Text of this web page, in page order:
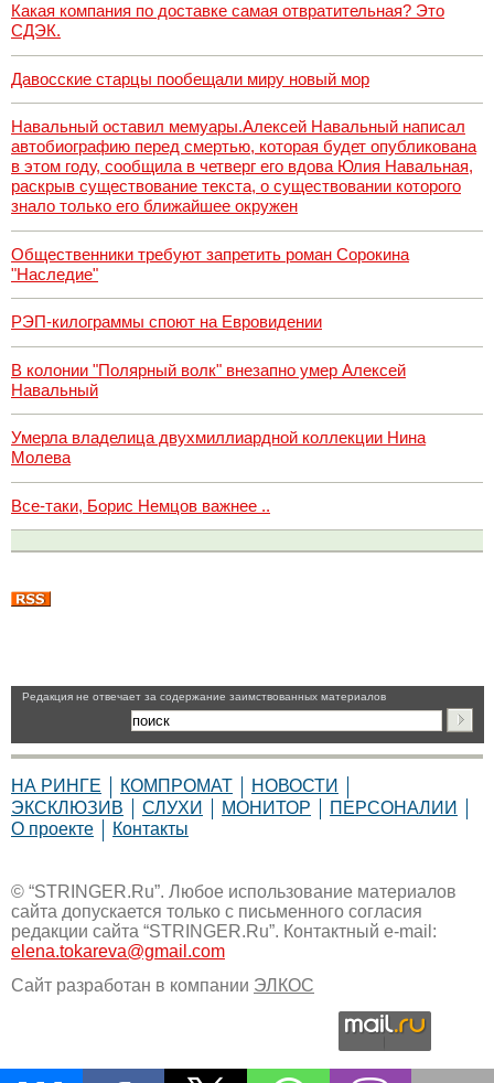
Какая компания по доставке самая отвратительная? Это
СДЭК.
Давосские старцы пообещали миру новый мор
Навальный оставил мемуары.Алексей Навальный написал
автобиографию перед смертью, которая будет опубликована
в этом году, сообщила в четверг его вдова Юлия Навальная,
раскрыв существование текста, о существовании которого
знало только его ближайшее окружен
Общественники требуют запретить роман Сорокина
"Наследие"
РЭП-килограммы споют на Евровидении
В колонии "Полярный волк" внезапно умер Алексей
Навальный
Умерла владелица двухмиллиардной коллекции Нина
Молева
Все-таки, Борис Немцов важнее ..
Pедакция не отвечает за содержание заимствованных материалов
НА РИНГЕ КОМПРОМАТ
НОВОСТИ
ЭКСКЛЮЗИВ
СЛУХИ МОНИТОР
ПЕРСОНАЛИИ
О проекте
Контакты
© “STRINGER.Ru”. Любое использование материалов
сайта допускается только с письменного согласия
редакции сайта “STRINGER.Ru”. Контактный e-mail:
elena.tokareva@gmail.com
Сайт разработан в компании ЭЛКОС